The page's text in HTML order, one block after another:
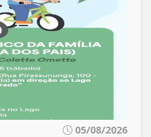
05/08/2026